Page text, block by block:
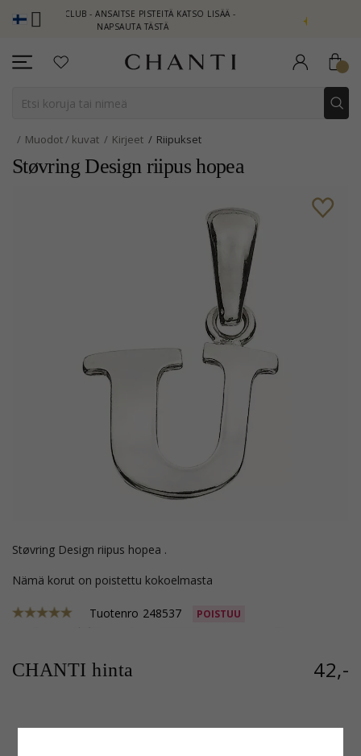
CLUB - ANSAITSE PISTEITÄ KATSO LISÄÄ -
NAPSAUTA TÄSTÄ
NEW COLLECTION
Muodot / kuvat Kirjeet Riipukset
Støvring Design riipus hopea
Støvring Design riipus hopea .
Nämä korut on poistettu kokoelmasta
Tuotenro 248537 POISTUU
CHANTI hinta 42,-